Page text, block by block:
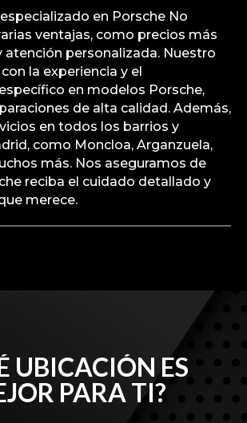
en Porsche No
ventajas, como precios más
personalizada. Nuestro
la experiencia y el
en modelos Porsche,
de alta calidad. Además,
en todos los barrios y
como Moncloa, Arganzuela,
más. Nos aseguramos de
reciba el cuidado detallado y
merece.
UBICACIÓN ES
PARA TI?